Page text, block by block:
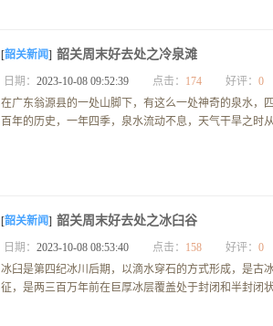
[韶关新闻] 韶关周末好去处之冷泉滩
日期： 2023-10-08 09:52:39 点击： 174 好评： 0
在广东翁源县的一处山脚下，有这么一处神奇的泉水，
百年的历史，一年四季，泉水流动不息，天气干旱之时
[韶关新闻] 韶关周末好去处之冰臼谷
日期： 2023-10-08 08:53:40 点击： 158 好评： 0
冰臼是第四纪冰川后期，以滴水穿石的方式形成，是古
征，是两三百万年前在巨厚冰层覆盖处于封闭和半封闭